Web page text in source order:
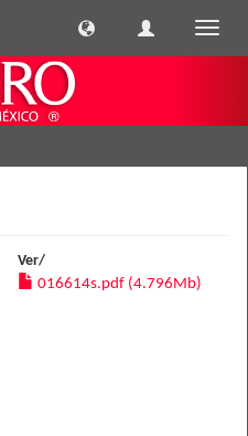
Ver/
016614s.pdf (4.796Mb)